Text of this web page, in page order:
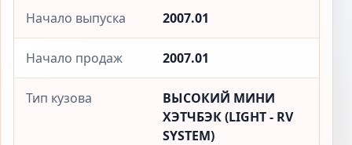
Начало выпуска 2007.01
Начало продаж 2007.01
Тип кузова
ВЫСОКИЙ МИНИ
ХЭТЧБЭК (LIGHT - RV
SYSTEM)